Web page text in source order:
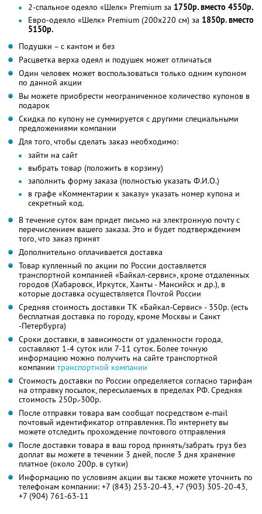
2-спальное одеяло «Шелк» Premium за 1750р. вместо 4550р.
Евро-одеяло «Шелк» Premium (200x220 см) за 1850р. вместо
5150р.
Подушки – с кантом и без
Расцветка верха одеял и подушек может отличаться
Один человек может воспользоваться только одним купоном
по данной акции
Вы можете приобрести неограниченное количество купонов в
подарок
Скидка по купону не суммируется с другими специальными
предложениями компании
Для того, чтобы сделать заказ необходимо:
зайти на сайт
выбрать товар (положить в корзину)
заполнить форму заказа (полностью указать Ф.И.О.)
в графе «Комментарии к заказу» указать номер купона и
секретный код.
В течение суток вам придет письмо на электронную почту с
перечислением вашего заказа. Это и будет подтверждением
того, что заказ принят
Дополнительно оплачивается доставка
Товар купленный по акции по России доставляется
транспортной компанией «Байкал-сервис», кроме отдаленных
городов (Хабаровск, Иркутск, Ханты - Мансийск и др.), в
которые доставка осуществляется Почтой России
Средняя стоимость доставки ТК «Байкал-Сервис» - 350р. (есть
бесплатная доставка по городу, кроме Москвы и Санкт
-Петербурга)
Сроки доставки, в зависимости от удаленности города,
составляют 1-4 суток или 7-11 суток. Более точную
информацию можно получить на сайте транспортной
компании транспортной компании
Стоимость доставки по России определяется согласно тарифам
на отправку посылок, пересылаемых в пределах РФ. Средняя
стоимость 250р.-300р.
После отправки товара вам сообщат посредством e-mail
почтовый идентификатор отправления. По интернету вы
можете отследить прохождение почтового отправления
После доставки товара в ваш город принять/забрать груз без
доплат вы можете в течении 3 дней, после 3 дня хранение
платное (около 200р. в сутки)
Информацию по условиям акции вы также можете уточнить по
телефонам компании: +7 (843) 253-20-43, +7 (903) 305-20-43,
+7 (904) 761-63-11